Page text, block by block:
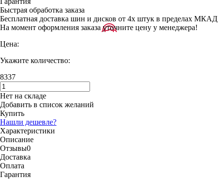
Быстрая обработка заказа
Бесплатная доставка шин и дисков от 4х штук в пределах МКАД
На момент оформления заказа уточните цену у менеджера!
Цена:
Укажите количество:
8337
Нет на складе
Добавить в список желаний
Купить
Нашли дешевле?
Характеристики
Описание
Отзывы0
Доставка
Оплата
Гарантия